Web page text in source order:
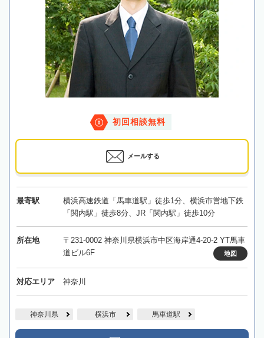
初回相談無料
メールする
最寄駅
横浜高速鉄道「馬車道駅」徒歩1分、横浜市営地下鉄
「関内駅」徒歩8分、JR「関内駅」徒歩10分
所在地
〒231-0002 神奈川県横浜市中区海岸通4-20-2 YT馬車
道ビル6F
地図
対応エリア 神奈川
神奈川県 横浜市 馬車道駅